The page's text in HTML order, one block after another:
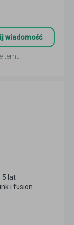
wiadomość
temu
5 lat
i fusion.